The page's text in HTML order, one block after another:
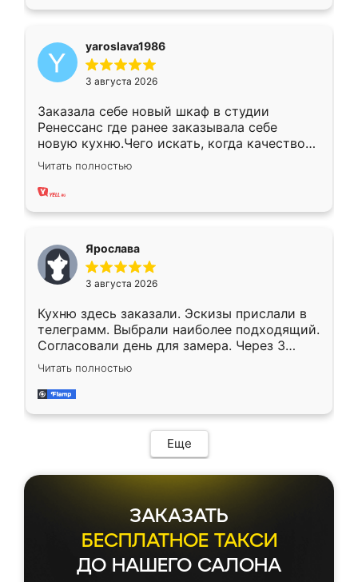
yaroslava1986
3 августа 2026
Заказала себе новый шкаф в студии
Ренессанс где ранее заказывала себе
новую кухню.Чего искать, когда качеством
вполне довольна. Служит кухня уже почти
два года, нареканий нет.
Читать полностью
Ярослава
3 августа 2026
Кухню здесь заказали. Эскизы прислали в
телеграмм. Выбрали наиболее подходящий.
Согласовали день для замера. Через 3
недели кухня была уже готова. Остались
довольны работой. Спасибо Ренессанс
мебель за качественную работу!
Читать полностью
Еще
ЗАКАЗАТЬ
БЕСПЛАТНОЕ ТАКСИ
ДО НАШЕГО САЛОНА